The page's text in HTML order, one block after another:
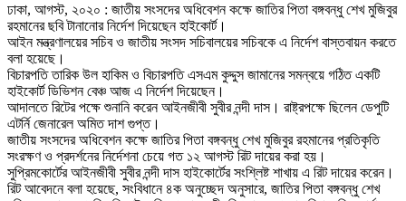
ঢাকা, আগস্ট, ২০২০ : জাতীয় সংসদের অধিবেশন কক্ষে জাতির পিতা বঙ্গবন্ধু শেখ মুজিবুর
রহমানের ছবি টানানোর নির্দেশ দিয়েছেন হাইকোর্ট।
আইন মন্ত্রণালয়ের সচিব ও জাতীয় সংসদ সচিবালয়ের সচিবকে এ নির্দেশ বাস্তবায়ন করতে
বলা হয়েছে।
বিচারপতি তারিক উল হাকিম ও বিচারপতি এসএম কুদ্দুস জামানের সমন্বয়ে গঠিত একটি
হাইকোর্ট ডিভিশন বেঞ্চ আজ এ নির্দেশ দিয়েছেন।
আদালতে রিটের পক্ষে শুনানি করেন আইনজীবী সুবীর নন্দী দাস। রাষ্ট্রপক্ষে ছিলেন ডেপুটি
এটর্নি জেনারেল অমিত দাশ গুপ্ত।
জাতীয় সংসদের অধিবেশন কক্ষে জাতির পিতা বঙ্গবন্ধু শেখ মুজিবুর রহমানের প্রতিকৃতি
সংরক্ষণ ও প্রদর্শনের নির্দেশনা চেয়ে গত ১২ আগস্ট রিট দায়ের করা হয়।
সুপ্রিমকোর্টের আইনজীবী সুবীর নন্দী দাস হাইকোর্টের সংশ্লিষ্ট শাখায় এ রিট দায়ের করেন।
রিট আবেদনে বলা হয়েছে, সংবিধানে ৪ক অনুচ্ছেদ অনুসারে, জাতির পিতা বঙ্গবন্ধু শেখ